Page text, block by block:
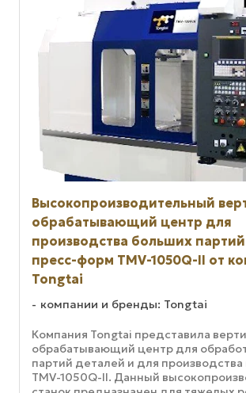
Высокопроизводительный
обрабатывающий центр для
производства больших
пресс-форм TMV-1050Q-II от
Tongtai
компании и бренды: Tongtai
Компания Tongtai представила
обрабатывающий центр для
партий деталей и для
TMV-1050Q-II. Данный